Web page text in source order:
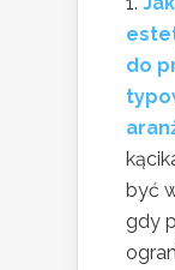
do
być
gdy